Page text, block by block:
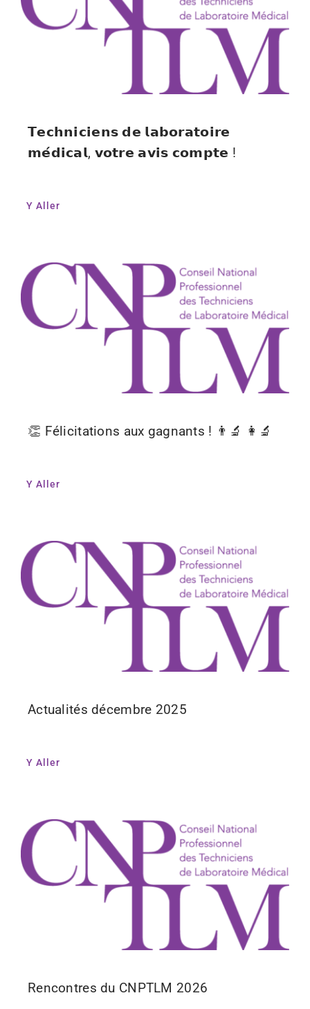
𝗧𝗲𝗰𝗵𝗻𝗶𝗰𝗶𝗲𝗻𝘀 𝗱𝗲 𝗹𝗮𝗯𝗼𝗿𝗮𝘁𝗼𝗶𝗿𝗲
𝗺𝗲́𝗱𝗶𝗰𝗮𝗹, 𝘃𝗼𝘁𝗿𝗲 𝗮𝘃𝗶𝘀 𝗰𝗼𝗺𝗽𝘁𝗲 !
Y Aller
👏 Félicitations aux gagnants ! 👨‍🔬 👩‍🔬
Y Aller
Actualités décembre 2025
Y Aller
Rencontres du CNPTLM 2026